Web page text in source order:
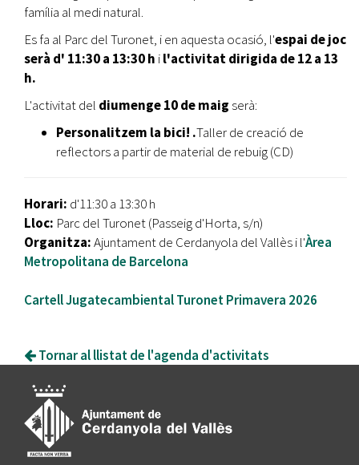
família al medi natural.
Es fa al Parc del Turonet, i en aquesta ocasió, l'espai de joc
serà d' 11:30 a 13:30 h il'activitat dirigida de 12 a 13
h.
L'activitat del diumenge 10 de maigserà:
Personalitzem la bici! .Taller de creació de
reflectors a partir de material de rebuig (CD)
Horari: d'11:30 a 13:30 h
Lloc: Parc del Turonet (Passeig d'Horta, s/n)
Organitza:Ajuntament de Cerdanyola del Vallès i l'Àrea
Metropolitana de Barcelona
Cartell Jugatecambiental Turonet Primavera 2026
Tornar al llistat de l'agenda d'activitats